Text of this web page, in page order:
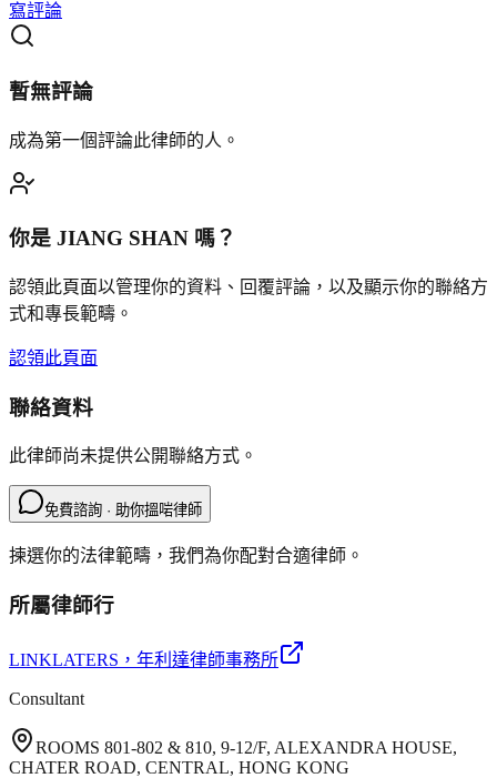
寫評論
暫無評論
成為第一個評論此律師的人。
你是 JIANG SHAN 嗎？
認領此頁面以管理你的資料、回覆評論，以及顯示你的聯絡方
式和專長範疇。
認領此頁面
聯絡資料
此律師尚未提供公開聯絡方式。
免費諮詢 · 助你搵啱律師
揀選你的法律範疇，我們為你配對合適律師。
所屬律師行
LINKLATERS ，年利達律師事務所
Consultant
ROOMS 801-802 & 810, 9-12/F, ALEXANDRA HOUSE,
CHATER ROAD, CENTRAL, HONG KONG